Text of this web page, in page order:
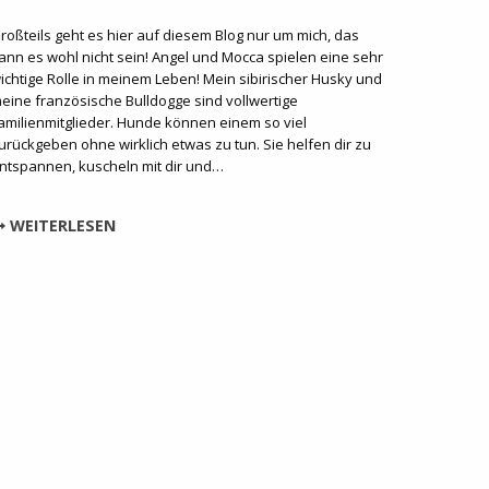
geht es hier auf diesem Blog nur um mich, das
es wohl nicht sein! Angel und Mocca spielen eine sehr
Rolle in meinem Leben! Mein sibirischer Husky und
französische Bulldogge sind vollwertige
Hunde können einem so viel
ohne wirklich etwas zu tun. Sie helfen dir zu
kuscheln mit dir und…
WEITERLESEN